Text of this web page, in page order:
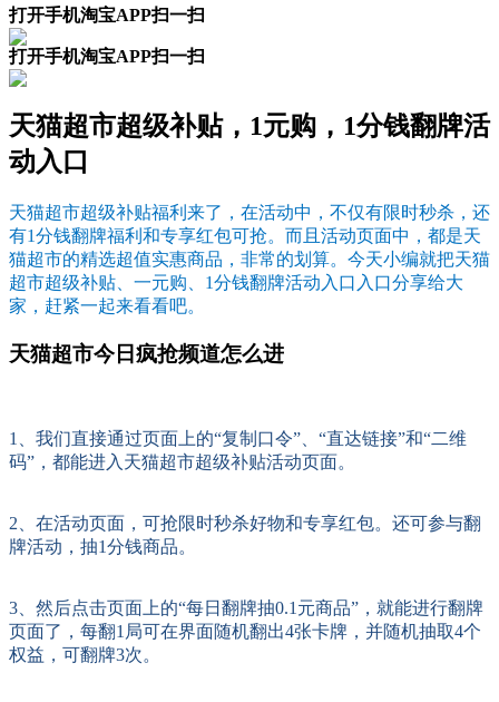
打开手机淘宝APP扫一扫
打开手机淘宝APP扫一扫
天猫超市超级补贴，1元购，1分钱翻牌活
动入口
天猫超市超级补贴福利来了，在活动中，不仅有限时秒杀，还
有1分钱翻牌福利和专享红包可抢。而且活动页面中，都是天
猫超市的精选超值实惠商品，非常的划算。今天小编就把天猫
超市超级补贴、一元购、1分钱翻牌活动入口入口分享给大
家，赶紧一起来看看吧。
天猫超市今日疯抢频道怎么进
1、我们直接通过页面上的“复制口令”、“直达链接”和“二维
码”，都能进入天猫超市超级补贴活动页面。
2、在活动页面，可抢限时秒杀好物和专享红包。还可参与翻
牌活动，抽1分钱商品。
3、然后点击页面上的“每日翻牌抽0.1元商品”，就能进行翻牌
页面了，每翻1局可在界面随机翻出4张卡牌，并随机抽取4个
权益，可翻牌3次。